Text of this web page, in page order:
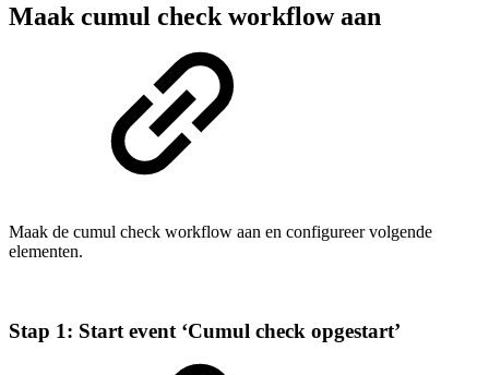
Maak cumul check workflow aan
Maak de cumul check workflow aan en configureer volgende
elementen.
Stap 1: Start event ‘Cumul check opgestart’